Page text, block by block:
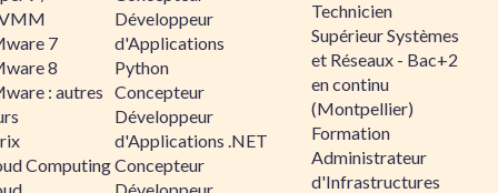
7
8
: autres
Computing
Développeur
d'Applications
Python
Concepteur
Développeur
d'Applications .NET
Concepteur
Technicien
Supérieur Systèmes
et Réseaux - Bac+2
en continu
(Montpellier)
Formation
Administrateur
d'Infrastructures